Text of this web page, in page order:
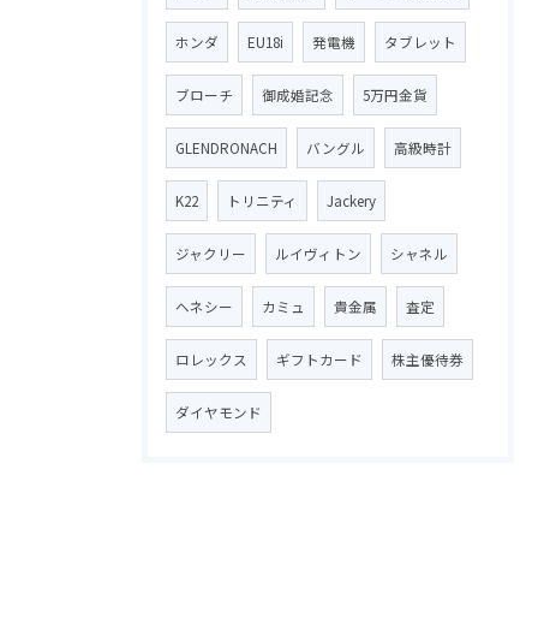
ホンダ EU18i 発電機 タブレット
ブローチ 御成婚記念 5万円金貨
GLENDRONACH バングル 高級時計
K22 トリニティ Jackery
ジャクリー ルイヴィトン シャネル
ヘネシー カミュ 貴金属 査定
ロレックス ギフトカード 株主優待券
ダイヤモンド